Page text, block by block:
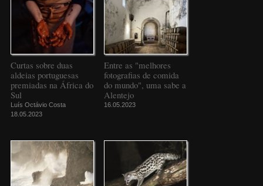
Curtas sobre duas
aldeias portuguesas
premiadas na África do
Sul
Luís Octávio Costa
18.05.2023
Entre as "melhores
fotografias de comida
do mundo", uma sabe a
Alentejo
16.05.2023